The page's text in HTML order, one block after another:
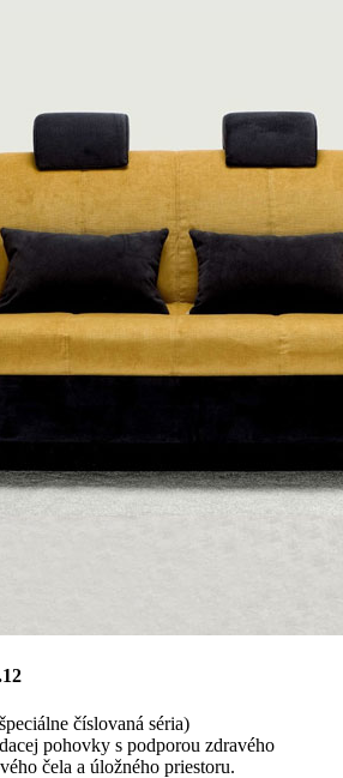
séria)
pohovky s podporou zdravého
čela a úložného priestoru.